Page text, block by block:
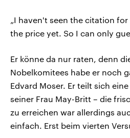
„I haven't seen the citation
the price yet. So I can only
Er könne da nur raten, denn
Nobelkomitees habe er noch
Edvard Moser. Er teilt sich
seiner Frau May-Britt – die
zu erreichen war allerdings
einfach. Erst beim vierten